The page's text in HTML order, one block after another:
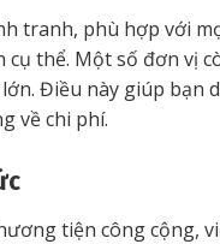
tranh, phù hợp với
thể. Một số đơn vị
Điều này giúp bạn
về chi phí.
tiện công cộng,